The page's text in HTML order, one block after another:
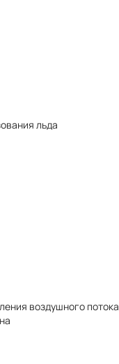
льда
воздушного потока